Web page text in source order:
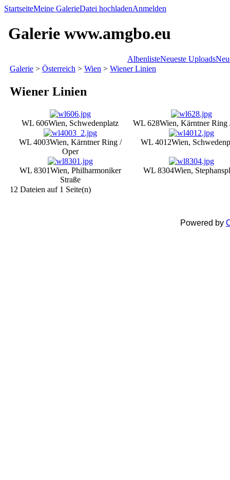
StartseiteMeine GalerieDatei hochladenAnmelden
Galerie www.amgbo.eu
AlbenlisteNeueste Uploads
Galerie > Österreich > Wien > Wiener Linien
Wiener Linien
WL 606Wien, Schwedenplatz WL 628Wien, Kärntner Ring
WL 4003Wien, Kärntner Ring /
Oper
WL 4012Wien,
WL 8301Wien, Philharmoniker
Straße
WL 8304Wien,
12 Dateien auf 1 Seite(n)
Powered by